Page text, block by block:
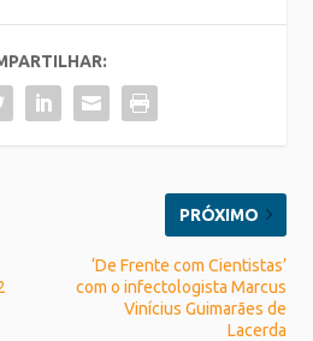
PRÓXIMO
‘De Frente com Cientistas’
com o infectologista Marcus
Vinícius Guimarães de
Lacerda